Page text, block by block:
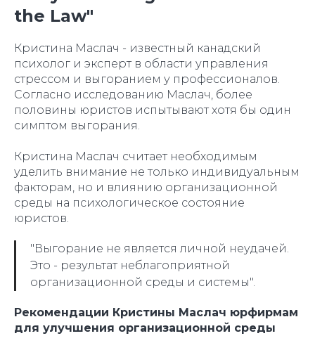
the Law"
Кристина Маслач - известный канадский
психолог и эксперт в области управления
стрессом и выгоранием у профессионалов.
Согласно исследованию Маслач, более
половины юристов испытывают хотя бы один
симптом выгорания.
Кристина Маслач считает необходимым
уделить внимание не только индивидуальным
факторам, но и влиянию организационной
среды на психологическое состояние
юристов.
"Выгорание не является личной неудачей.
Это - результат неблагоприятной
организационной среды и системы".
Рекомендации Кристины Маслач юрфирмам
для улучшения организационной среды